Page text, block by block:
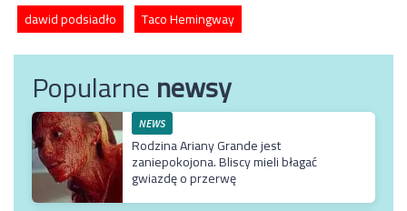
dawid podsiadło Taco Hemingway
Popularnenewsy
NEWS
Rodzina Ariany Grande jest
zaniepokojona. Bliscy mieli błagać
gwiazdę o przerwę